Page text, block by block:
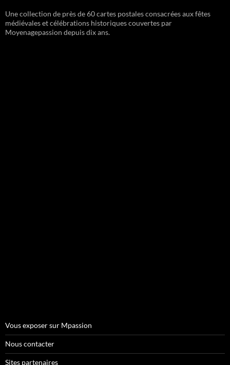
Une collection de près de 60 cartes postales consacrées aux fêtes
médiévales et célébrations historiques couvertes par
Moyenagepassion depuis dix ans.
Vous exposer sur Mpassion
Nous contacter
Sites partenaires